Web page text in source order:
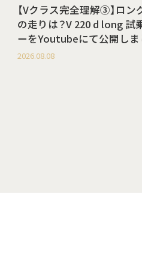
【Vクラス完全理解③】ロン
の走りは？V 220 d long 試
ーをYoutubeにて公開しま
2026.08.08